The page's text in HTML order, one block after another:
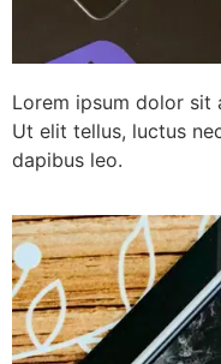
Lorem ipsum dolor sit
Ut elit tellus, luctus
dapibus leo.